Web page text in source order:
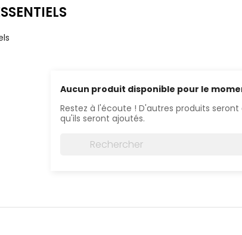
Aucun produit disponible pour le
Restez à l'écoute ! D'autres produits
qu'ils seront ajoutés.